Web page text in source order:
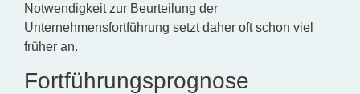
Notwendigkeit zur Beurteilung der
Unternehmensfortführung setzt daher oft schon viel
früher an.
Fortführungsprognose